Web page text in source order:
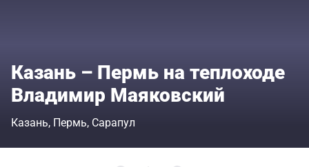
Казань – Пермь на теплоходе
Владимир Маяковский
Казань Пермь Сарапул